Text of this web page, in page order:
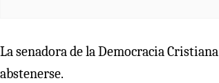
La senadora de la Democracia Cristiana
abstenerse.